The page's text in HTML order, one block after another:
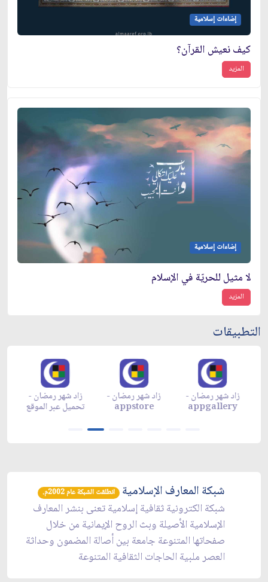
إضاءات إسلامية
كيف نعيش القرآن؟
المزيد
إضاءات إسلامية
لا مثيل للحريّة في الإسلام
المزيد
التطبيقات
زاد شهر رمضان -
تحميل عبر الموقع
زاد شهر رمضان -
appstore
زاد شهر رمضان -
appgallery
شبكة المعارف الإسلامية انطلقت الشبكة عام 2002م.
شبكة الكترونية ثقافية إسلامية تعنى بنشر المعارف
الإسلامية الأصيلة وبث الروح الإيمانية من خلال
صفحاتها المتنوعة جامعة بين أصالة المضمون وحداثة
العصر ملبية الحاجات الثقافية المتنوعة